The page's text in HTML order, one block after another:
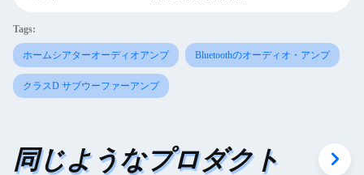
Tags:
ホームシアターオーディオアンプ Bluetoothのオーディオ・アンプ
クラスD サブウーファーアンプ
同じようなプロダクト